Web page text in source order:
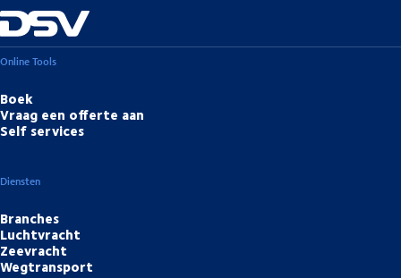
Online Tools
Boek
Vraag een offerte aan
Self services
Diensten
Branches
Luchtvracht
Zeevracht
Wegtransport